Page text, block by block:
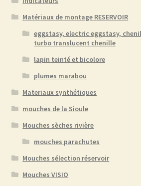
Matériaux de montage RESERVOIR
eggstasy, electric eggstasy,
turbo translucent chenille
lapin teinté et bicolore
plumes marabou
Materiaux synthétiques
mouches de la Sioule
Mouches sèches rivière
mouches parachutes
Mouches sélection réservoir
Mouches VISIO